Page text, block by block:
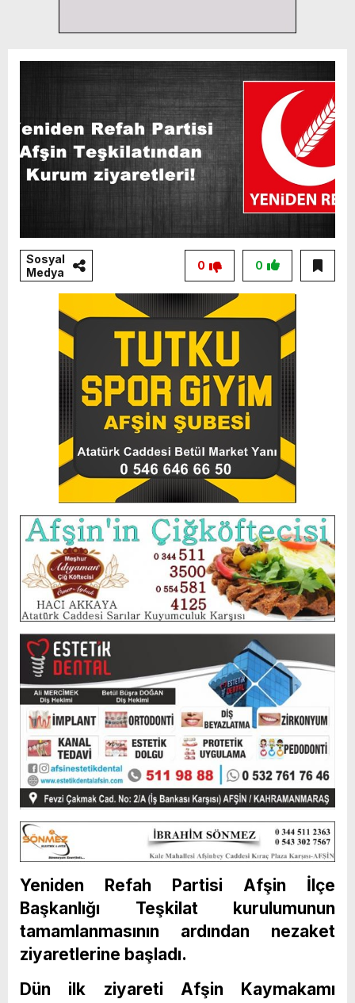
Sosyal
Medya
0
0
Yeniden Refah Partisi Afşin İlçe
Başkanlığı Teşkilat kurulumunun
tamamlanmasının ardından nezaket
ziyaretlerine başladı.
Dün ilk ziyareti Afşin Kaymakamı